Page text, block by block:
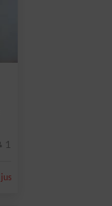
1
jus de goyave framboise